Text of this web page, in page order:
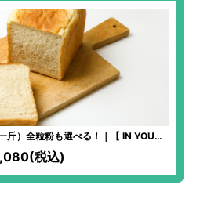
斤）全粒粉も選べる！｜【 IN YOU
症の方も安心して食べられるパンを！
清水」と高価ななずなの塩を使用する
こだわりぶり！
税込)